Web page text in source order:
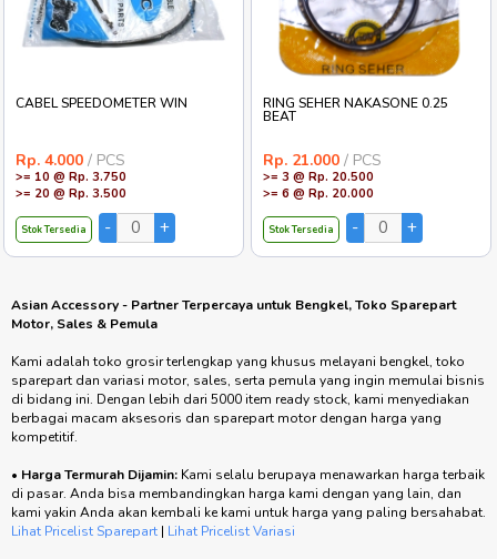
CABEL SPEEDOMETER WIN
Rp. 4.000 / PCS
>= 10 @ Rp. 3.750
>= 20 @ Rp. 3.500
Stok Tersedia
RING SEHER NAKASONE 0.25
BEAT
Rp. 21.000 / PCS
>= 3 @ Rp. 20.500
>= 6 @ Rp. 20.000
Stok Tersedia
Asian Accessory - Partner Terpercaya untuk Bengkel, Toko Sparepart
Motor, Sales & Pemula
Kami adalah toko grosir terlengkap yang khusus melayani bengkel, toko
sparepart dan variasi motor, sales, serta pemula yang ingin memulai bisnis
di bidang ini. Dengan lebih dari 5000 item ready stock, kami menyediakan
berbagai macam aksesoris dan sparepart motor dengan harga yang
kompetitif.
• Harga Termurah Dijamin: Kami selalu berupaya menawarkan harga terbaik
di pasar. Anda bisa membandingkan harga kami dengan yang lain, dan
kami yakin Anda akan kembali ke kami untuk harga yang paling bersahabat.
Lihat Pricelist Sparepart | Lihat Pricelist Variasi